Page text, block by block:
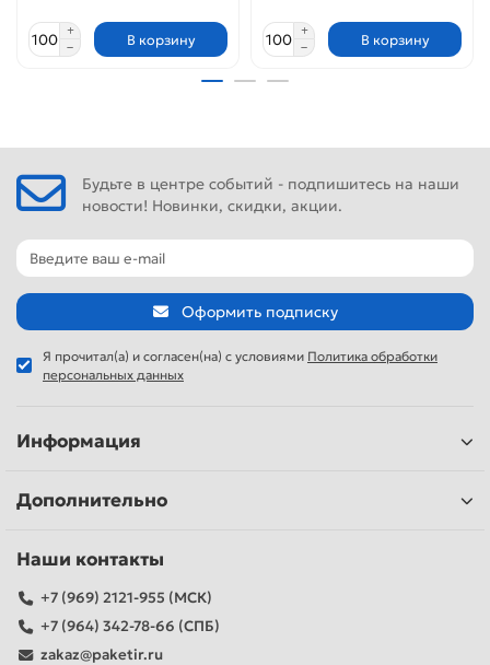
В корзину В корзину
Будьте в центре событий - подпишитесь на наши
новости! Новинки, скидки, акции.
Оформить подписку
Я прочитал(а) и согласен(на) с условиями Политика обработки
персональных данных
Информация
Дополнительно
Наши контакты
+7 (969) 2121-955 (МСК)
+7 (964) 342-78-66 (СПБ)
zakaz@paketir.ru